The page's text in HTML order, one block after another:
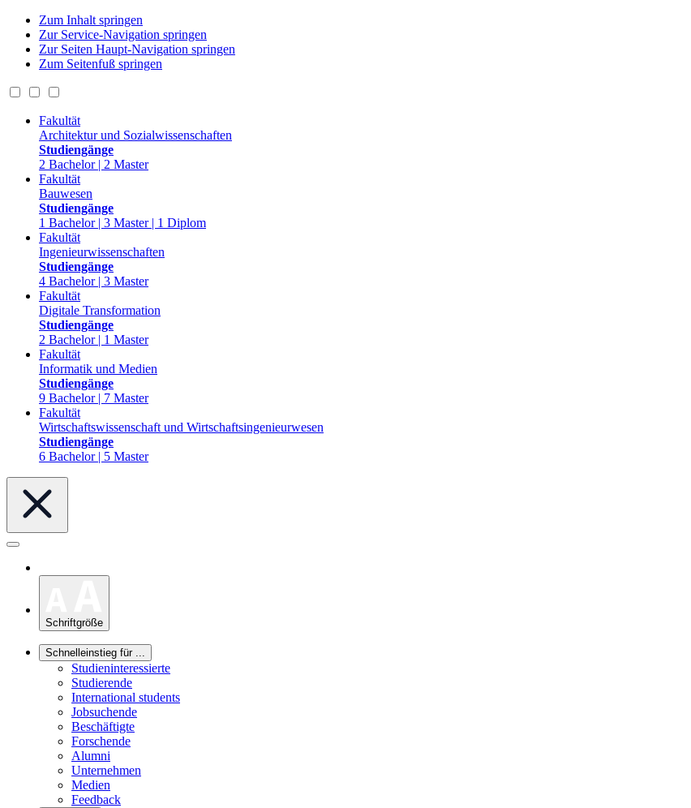
Zum Inhalt springen
Zur Service-Navigation springen
Zur Seiten Haupt-Navigation springen
Zum Seitenfuß springen
Fakultät
Architektur und Sozialwissenschaften
Studiengänge
2 Bachelor | 2 Master
Fakultät
Bauwesen
Studiengänge
1 Bachelor | 3 Master | 1 Diplom
Fakultät
Ingenieurwissenschaften
Studiengänge
4 Bachelor | 3 Master
Fakultät
Digitale Transformation
Studiengänge
2 Bachelor | 1 Master
Fakultät
Informatik und Medien
Studiengänge
9 Bachelor | 7 Master
Fakultät
Wirtschaftswissenschaft und Wirtschaftsingenieurwesen
Studiengänge
6 Bachelor | 5 Master
Schriftgröße
Schnelleinstieg für ...
Studieninteressierte
Studierende
International students
Jobsuchende
Beschäftigte
Forschende
Alumni
Unternehmen
Medien
Feedback